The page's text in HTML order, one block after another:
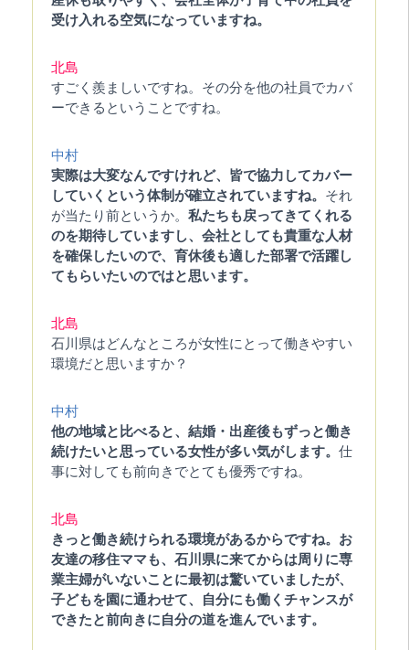
受け入れる空気になっていますね。
北島
すごく羨ましいですね。その分を他の社員でカバ
ーできるということですね。
中村
実際は大変なんですけれど、皆で協力してカバー
していくという体制が確立されていますね。 それ
が当たり前というか。 私たちも戻ってきてくれる
のを期待していますし、会社としても貴重な人材
を確保したいので、育休後も適した部署で活躍し
てもらいたいのではと思います。
北島
石川県はどんなところが女性にとって働きやすい
環境だと思いますか？
中村
他の地域と比べると、結婚・出産後もずっと働き
続けたいと思っている女性が多い気がします。 仕
事に対しても前向きでとても優秀ですね。
北島
きっと働き続けられる環境があるからですね。お
友達の移住ママも、石川県に来てからは周りに専
業主婦がいないことに最初は驚いていましたが、
子どもを園に通わせて、自分にも働くチャンスが
できたと前向きに自分の道を進んでいます。